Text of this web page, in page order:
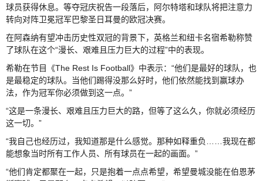
球员获得休息。等夺冠庆祝告一段落后，阿尔特塔和球队将把注意力
转向对阵卫冕冠军巴黎圣日耳曼的欧冠决赛。
在阿森纳有望冲击历史性双冠的背景下，英格兰和纽卡名宿希勒称赞
了球队在这个“漫长、艰难且压力巨大的过程”中的表现。
希勒在节目《The Rest Is Football》中表示：“他们是最好的球队，也
是最稳定的球队。当他们踢得没那么好时，他们依然能找到赢球办
法，作为冠军你必须做到这一点。”
“这是一条漫长、艰难且压力巨大的路，但等了这么久，你就必须经历
这一切。”
“我自己也经历过，我知道那是什么感觉。那种如释重负……我现在都
能想象当时所有工作人员、所有球员在一起的画面。”
“他们肯定都聚在一起，只是抱着一点点希望，希望曼城没能在伯恩茅